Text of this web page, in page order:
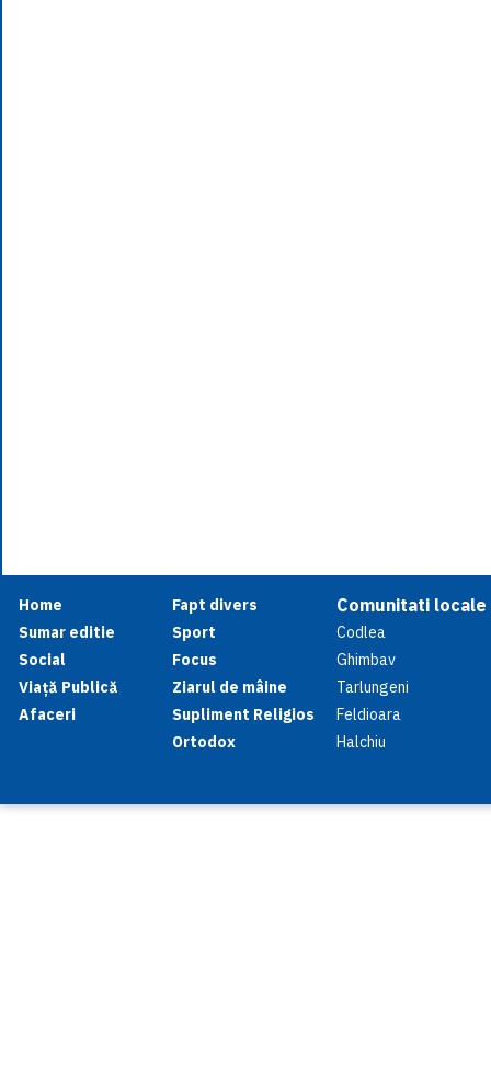
Home
Sumar editie
Social
Viață Publică
Afaceri
Fapt divers
Sport
Focus
Ziarul de mâine
Supliment Religios
Ortodox
Comunitati locale
Codlea
Ghimbav
Tarlungeni
Feldioara
Halchiu